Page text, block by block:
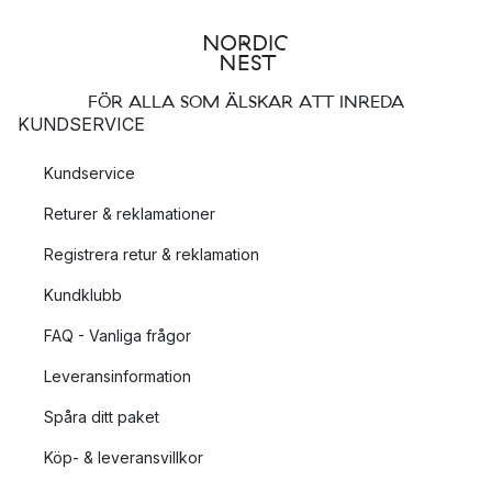
FÖR ALLA SOM ÄLSKAR ATT INREDA
KUNDSERVICE
Kundservice
Returer & reklamationer
Registrera retur & reklamation
Kundklubb
FAQ - Vanliga frågor
Leveransinformation
Spåra ditt paket
Köp- & leveransvillkor